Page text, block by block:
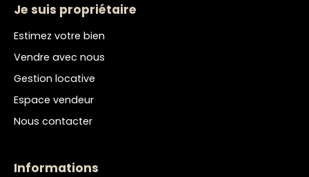
Je suis propriétaire
Estimez votre bien
Vendre avec nous
Gestion locative
Espace vendeur
Nous contacter
Informations